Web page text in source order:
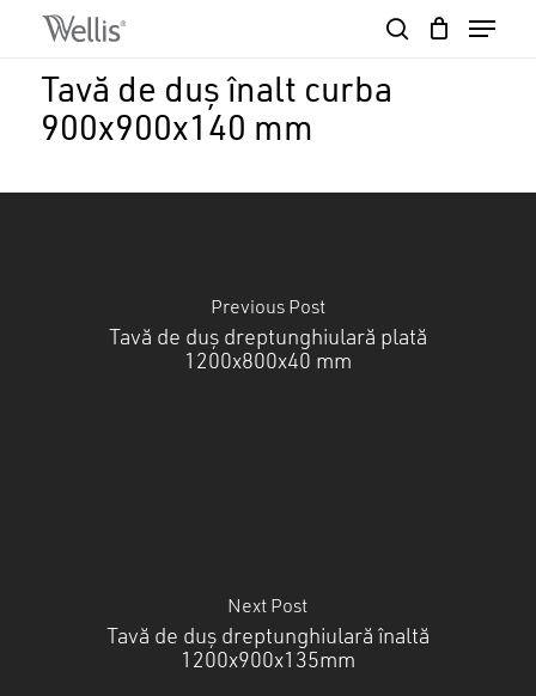
Menu
Tavă de duș înalt curba
900x900x140 mm
Previous Post
Tavă de duș dreptunghiulară plată
1200x800x40 mm
Next Post
Tavă de duș dreptunghiulară înaltă
1200x900x135mm